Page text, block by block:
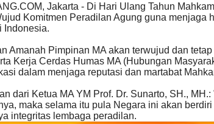
Jakarta - Di Hari Ulang Tahun
Komitmen Peradilan Agung guna menjaga
Indonesia.
Amanah Pimpinan MA akan terwujud dan
Kerja Cerdas Humas MA (Hubungan
dalam menjaga reputasi dan martabat
dari Ketua MA YM Prof. Dr. Sunarto, SH.,
maka selama itu pula Negara ini akan
integritas lembaga peradilan.